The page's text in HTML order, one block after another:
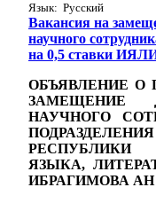
Язык: Русский
Вакансия на
научного
на 0,5 ставки
ОБЪЯВЛЕНИЕ О
ЗАМЕЩЕНИЕ
НАУЧНОГО
РЕСПУБЛИКИ
ЯЗЫКА,
ИБРАГИМОВА АН